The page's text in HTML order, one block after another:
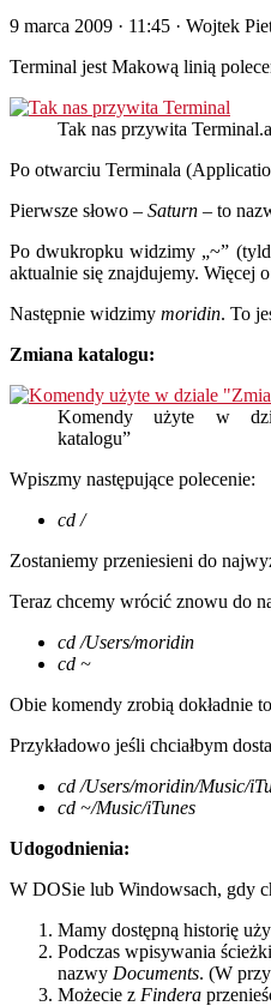
9 marca 2009 · 11:45 · Wojtek
Terminal jest Makową linią
Tak nas przywita
Po otwarciu Terminala
Pierwsze słowo – Saturn – to
Po dwukropku widzimy „~”
aktualnie się znajdujemy. Więcej
Następnie widzimy moridin. To
Zmiana katalogu:
Komendy użyte w
katalogu”
Wpiszmy następujące polecenie:
cd /
Zostaniemy przeniesieni do
Teraz chcemy wrócić znowu do
cd /Users/moridin
cd ~
Obie komendy zrobią dokładnie
Przykładowo jeśli chciałbym
cd /Users/moridin/Music/
cd ~/Music/iTunes
Udogodnienia:
W DOSie lub Windowsach, gdy
Mamy dostępną historię
Podczas wpisywania
nazwy Documents. (W
Możecie z Findera